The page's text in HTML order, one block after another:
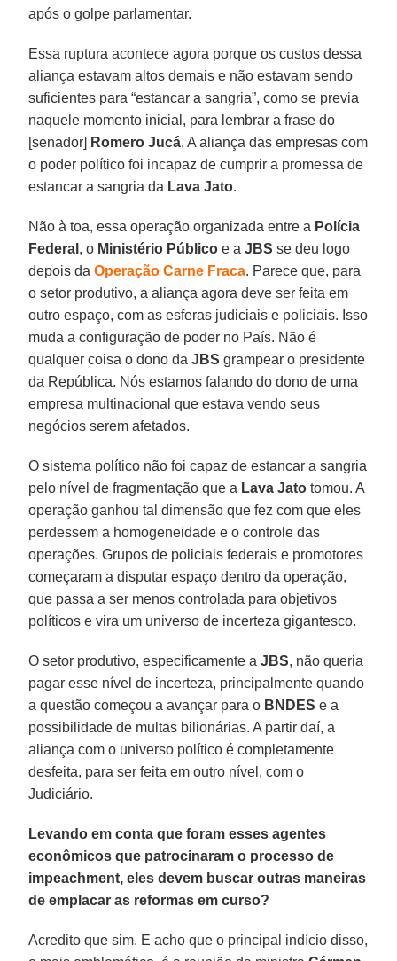
após o golpe parlamentar.
Essa ruptura acontece agora porque os custos dessa
aliança estavam altos demais e não estavam sendo
suficientes para “estancar a sangria”, como se previa
naquele momento inicial, para lembrar a frase do
[senador] Romero Jucá. A aliança das empresas com
o poder político foi incapaz de cumprir a promessa de
estancar a sangria da Lava Jato.
Não à toa, essa operação organizada entre a Polícia
Federal , o Ministério Público e aJBS se deu logo
depois daOperação Carne Fraca. Parece que, para
o setor produtivo, a aliança agora deve ser feita em
outro espaço, com as esferas judiciais e policiais. Isso
muda a configuração de poder no País. Não é
qualquer coisa o dono daJBS grampear o presidente
da República. Nós estamos falando do dono de uma
empresa multinacional que estava vendo seus
negócios serem afetados.
O sistema político não foi capaz de estancar a sangria
pelo nível de fragmentação que a Lava Jato tomou. A
operação ganhou tal dimensão que fez com que eles
perdessem a homogeneidade e o controle das
operações. Grupos de policiais federais e promotores
começaram a disputar espaço dentro da operação,
que passa a ser menos controlada para objetivos
políticos e vira um universo de incerteza gigantesco.
O setor produtivo, especificamente aJBS, não queria
pagar esse nível de incerteza, principalmente quando
a questão começou a avançar para o BNDES e a
possibilidade de multas bilionárias. A partir daí, a
aliança com o universo político é completamente
desfeita, para ser feita em outro nível, com o
Judiciário.
Levando em conta que foram esses agentes
econômicos que patrocinaram o processo de
impeachment, eles devem buscar outras maneiras
de emplacar as reformas em curso?
Acredito que sim. E acho que o principal indício disso,